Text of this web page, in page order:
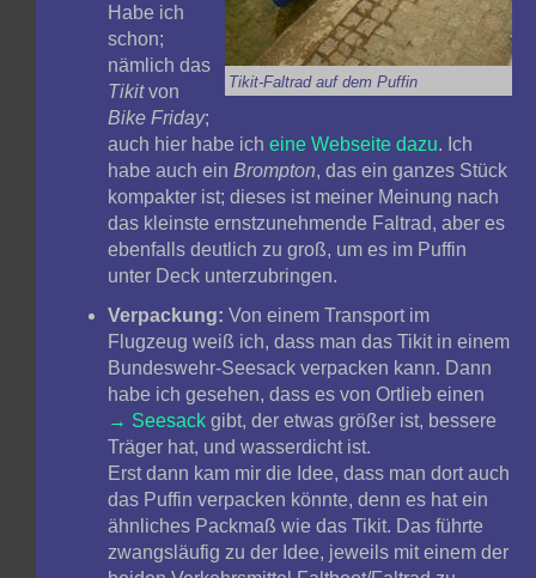
Tikit-Faltrad auf dem Puffin
Habe ich
schon;
nämlich das
Tikitvon
Bike Friday;
auch hier habe ich eine Webseite dazu. Ich
habe auch ein Brompton, das ein ganzes Stück
kompakter ist; dieses ist meiner Meinung nach
das kleinste ernstzunehmende Faltrad, aber es
ebenfalls deutlich zu groß, um es im Puffin
unter Deck unterzubringen.
Verpackung: Von einem Transport im
Flugzeug weiß ich, dass man das Tikit in einem
Bundeswehr-Seesack verpacken kann. Dann
habe ich gesehen, dass es von Ortlieb einen
Seesack gibt, der etwas größer ist, bessere
Träger hat, und wasserdicht ist.
Erst dann kam mir die Idee, dass man dort auch
das Puffin verpacken könnte, denn es hat ein
ähnliches Packmaß wie das Tikit. Das führte
zwangsläufig zu der Idee, jeweils mit einem der